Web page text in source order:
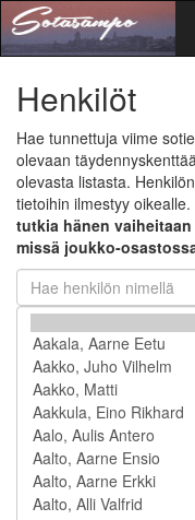
Henkilöt
Hae tunnettuja viime
olevaan
olevasta listasta.
tietoihin ilmestyy oikealle.
tutkia hänen vaiheitaan
missä joukko-